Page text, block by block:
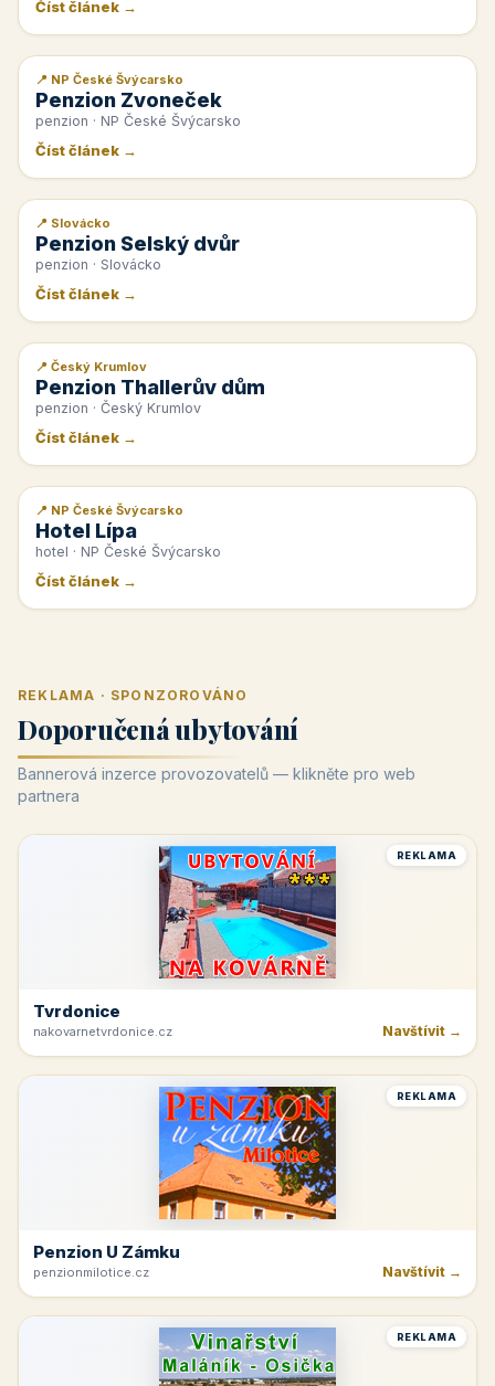
Číst článek →
📰 PR článek
📍 NP České Švýcarsko
Penzion Zvoneček
penzion · NP České Švýcarsko
Číst článek →
📰 PR článek
📍 Slovácko
Penzion Selský dvůr
penzion · Slovácko
Číst článek →
📰 PR článek
📍 Český Krumlov
Penzion Thallerův dům
penzion · Český Krumlov
Číst článek →
📰 PR článek
📍 NP České Švýcarsko
Hotel Lípa
hotel · NP České Švýcarsko
Číst článek →
REKLAMA · SPONZOROVÁNO
Doporučená ubytování
Bannerová inzerce provozovatelů — klikněte pro web
partnera
REKLAMA
Tvrdonice
nakovarnetvrdonice.cz Navštívit →
REKLAMA
Penzion U Zámku
penzionmilotice.cz Navštívit →
REKLAMA